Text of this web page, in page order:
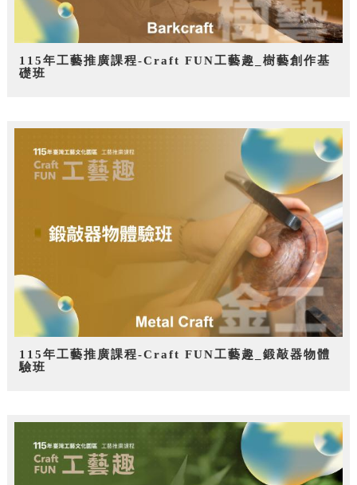
115年工藝推廣課程-Craft FUN工藝趣_樹藝創作基
礎班
115年工藝推廣課程-Craft FUN工藝趣_鍛敲器物體
驗班